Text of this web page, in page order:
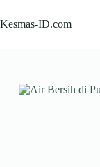
to
content
Kesmas-ID.com